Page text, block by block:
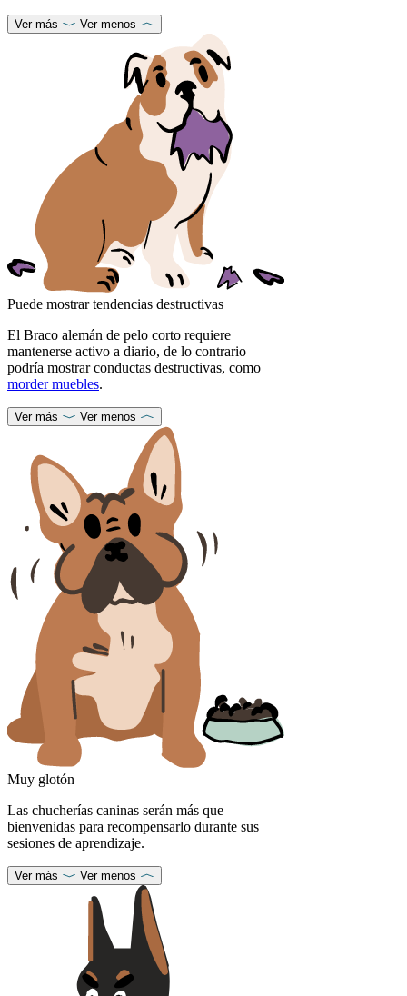
Ver más Ver menos
Puede mostrar tendencias destructivas
El Braco alemán de pelo corto requiere
mantenerse activo a diario, de lo contrario
podría mostrar conductas destructivas, como
morder muebles.
Ver más Ver menos
Muy glotón
Las chucherías caninas serán más que
bienvenidas para recompensarlo durante sus
sesiones de aprendizaje.
Ver más Ver menos